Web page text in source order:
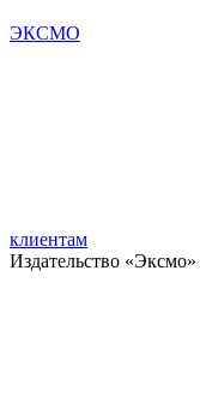
ЭКСМО
клиентам
Издательство «Эксмо»